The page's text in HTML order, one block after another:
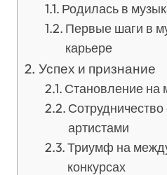
Родилась в
Первые шаги в
карьере
Успех и признание
Становление на
артистами
Триумф на
конкурсах